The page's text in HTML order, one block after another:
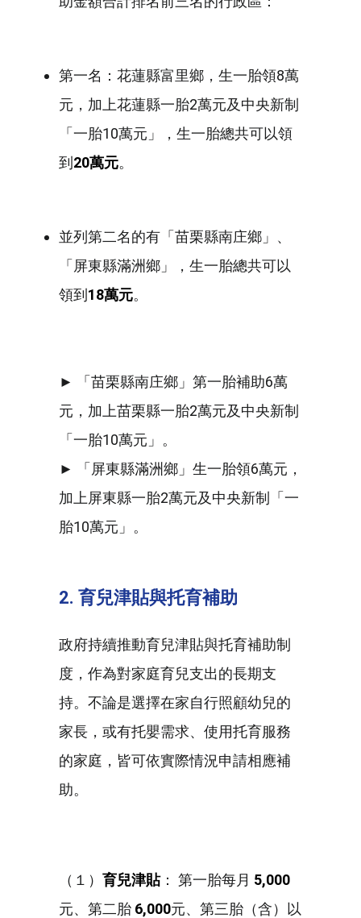
第一名：花蓮縣富里鄉，生一胎領8萬
元，加上花蓮縣一胎2萬元及中央新制
「一胎10萬元」，生一胎總共可以領
到20萬元。
並列第二名的有「苗栗縣南庄鄉」、
「屏東縣滿洲鄉」，生一胎總共可以
領到18萬元。
► 「苗栗縣南庄鄉」第一胎補助6萬
元，加上苗栗縣一胎2萬元及中央新制
「一胎10萬元」。
► 「屏東縣滿洲鄉」生一胎領6萬元，
加上屏東縣一胎2萬元及中央新制「一
胎10萬元」。
2. 育兒津貼與托育補助
政府持續推動育兒津貼與托育補助制
度，作為對家庭育兒支出的長期支
持。不論是選擇在家自行照顧幼兒的
家長，或有托嬰需求、使用托育服務
的家庭，皆可依實際情況申請相應補
助。
（１） 育兒津貼： 第一胎每月 5,000
元、第二胎 6,000元、第三胎（含）以